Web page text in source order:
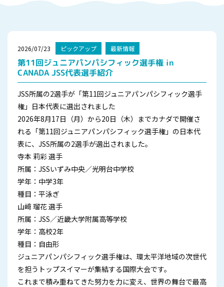
2026/07/23 ピックアップ 最新情報
第11回ジュニアパンパシフィック選手権 in
CANADA JSS代表選手紹介
JSS所属の2選手が「第11回ジュニアパンパシフィック選手
権」日本代表に選出されました
2026年8月17日（月）から20日（木）までカナダで開催さ
れる「第11回ジュニアパンパシフィック選手権」の日本代
表に、JSS所属の2選手が選出されました。
寺本 莉彩 選手
所属：JSSいずみ中央／光明台中学校
学年：中学3年
種目：平泳ぎ
山﨑 瑠花 選手
所属：JSS／近畿大学附属高等学校
学年：高校2年
種目：自由形
ジュニアパンパシフィック選手権は、環太平洋地域の次世代
を担うトップスイマーが集結する国際大会です。
これまで積み重ねてきた努力を力に変え、世界の舞台で最高